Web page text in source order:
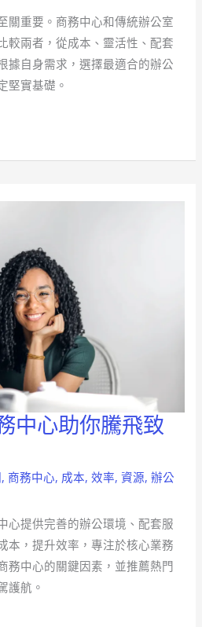
關重要。商務中心和傳統辦公室
較兩者，從成本、靈活性、配套
據自身需求，選擇最適合的辦公
堅實基礎。
中心助你騰飛致
, 商務中心, 成本,效率,資源,辦公
心提供完善的辦公環境、配套服
本，提升效率，專注於核心業務
務中心的關鍵因素，並推薦熱門
護航。